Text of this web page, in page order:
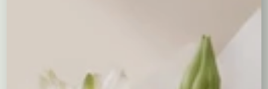
39,00 zł
Merci większe
69,00 zł